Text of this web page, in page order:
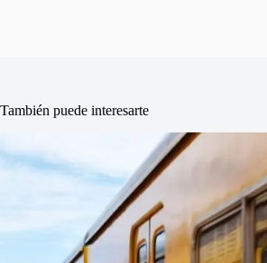
También puede interesarte